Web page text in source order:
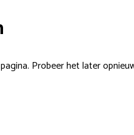
Probeer het later